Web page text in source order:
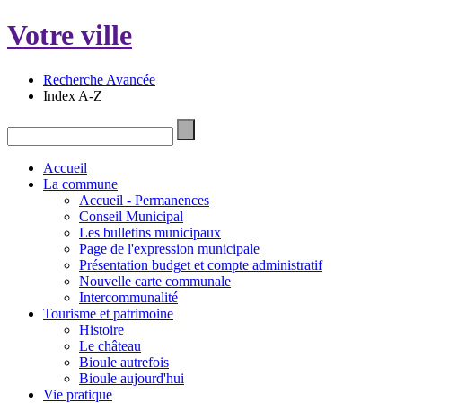
Votre ville
Recherche Avancée
Index A-Z
Accueil
La commune
Accueil - Permanences
Conseil Municipal
Les bulletins municipaux
Page de l'expression municipale
Présentation budget et compte administratif
Nouvelle carte communale
Intercommunalité
Tourisme et patrimoine
Histoire
Le château
Bioule autrefois
Bioule aujourd'hui
Vie pratique